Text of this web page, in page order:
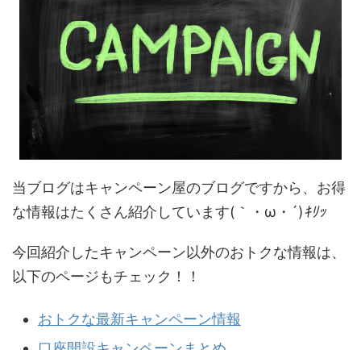
当ブログはキャンペーン屋のブログですから、お得
な情報はたくさん紹介しています(｀・ω・´)ｷﾘｯ
今回紹介したキャンペーン以外のおトクな情報は、
以下のページもチェック！！
おトクな最新キャンペーン情報